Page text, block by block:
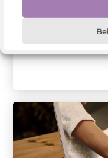
Een website is
online
digitale